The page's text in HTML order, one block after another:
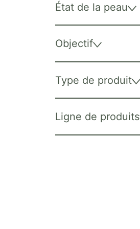
État de la peau
Objectif
Type de produit
Ligne de produits